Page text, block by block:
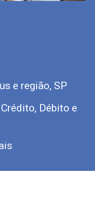
e região, SP
Débito e